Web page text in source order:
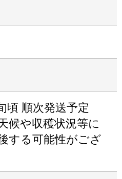
頃 順次発送予定
候や収穫状況等に
する可能性がござ